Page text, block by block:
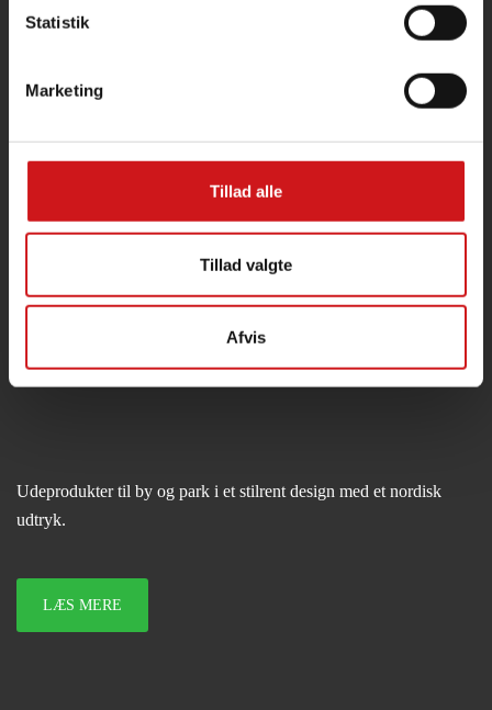
Statistik
Marketing
Tillad alle
Tillad valgte
Afvis
Handelsbetingelser
Udeprodukter til by og park i et stilrent design med et nordisk
udtryk.
LÆS MERE